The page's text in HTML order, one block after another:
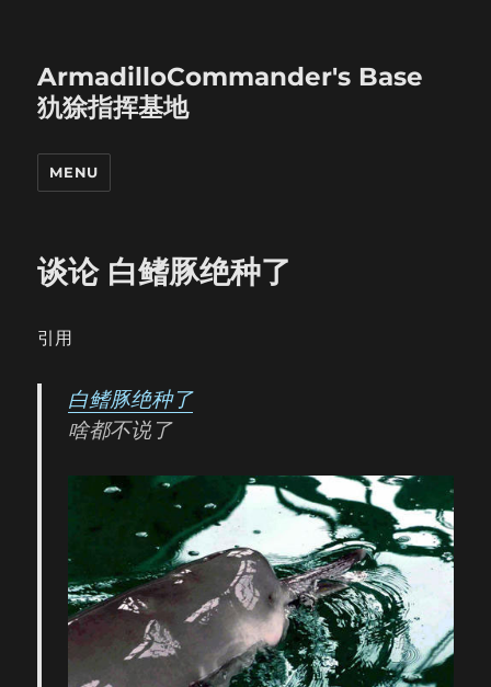
ArmadilloCommander's Base
犰狳指挥基地
MENU
谈论 白鳍豚绝种了
引用
白鳍豚绝种了
啥都不说了